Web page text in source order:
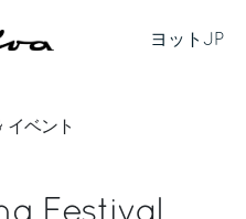
ヨット JP
イベント